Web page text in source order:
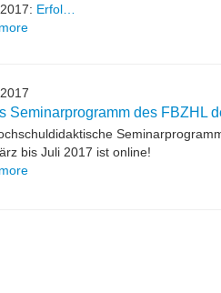
Erfol…
Seminarprogramm des FBZHL
bis Juli 2017 ist online!